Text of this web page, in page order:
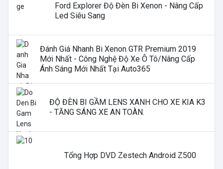
Ford Explorer Độ Đèn Bi Xenon - Nâng Cấp
Led Siêu Sang
Đánh Giá Nhanh Bi Xenon GTR Premium 2019
Mới Nhất - Công Nghệ Độ Xe Ô Tô/nâng Cấp
Ánh Sáng Mới Nhất Tại Auto365
ĐỘ ĐÈN BI GẦM LENS XANH CHO XE KIA K3
- TĂNG SÁNG XE AN TOÀN.
Tổng Hợp DVD Zestech Android Z500